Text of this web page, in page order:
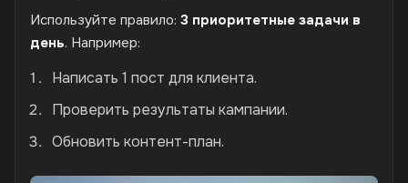
Используйте правило: 3 приоритетные задачи в
день. Например:
Написать 1 пост для клиента.
Проверить результаты кампании.
Обновить контент-план.